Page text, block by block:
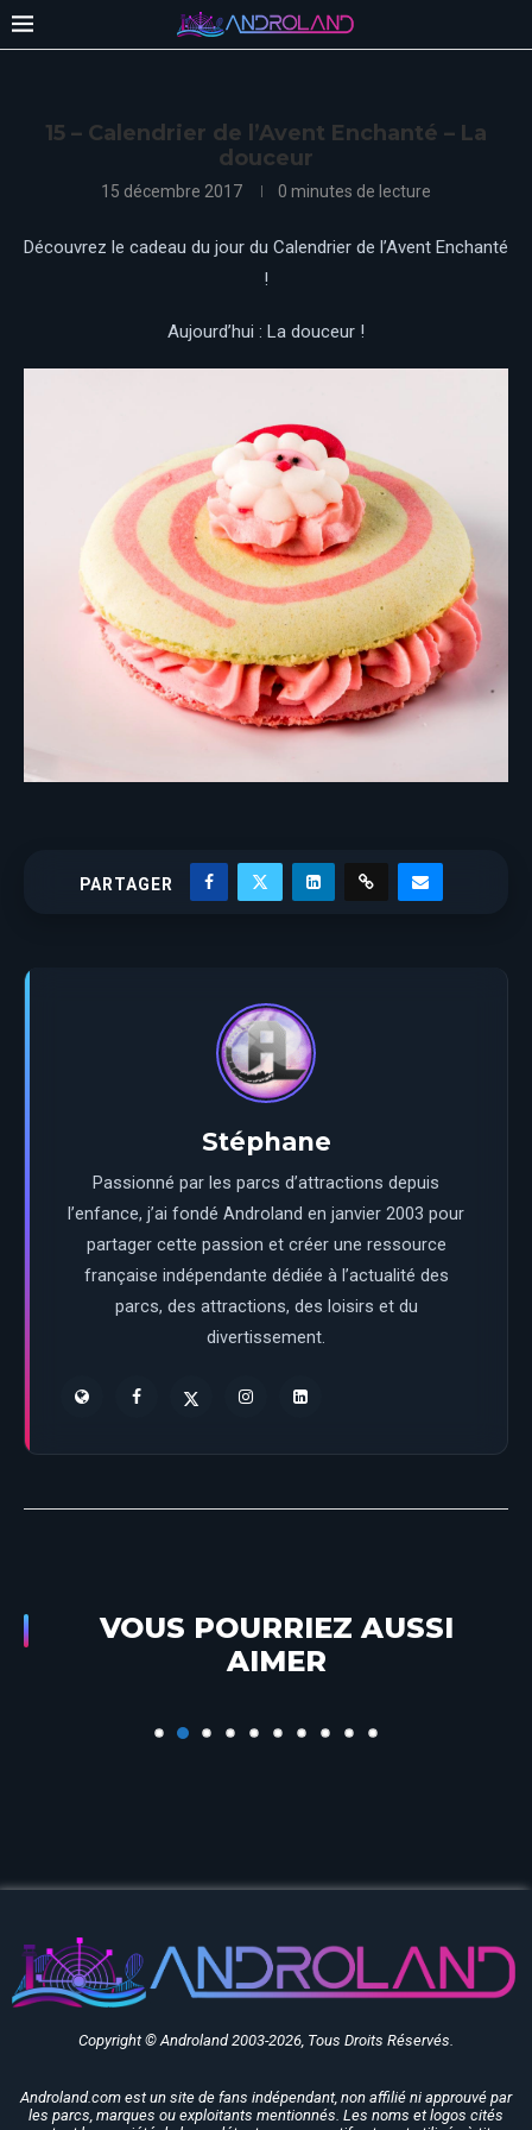
15 – Calendrier de l’Avent Enchanté – La
douceur
15 décembre 2017 0 minutes de lecture
Découvrez le cadeau du jour du Calendrier de l’Avent Enchanté
!
Aujourd’hui : La douceur !
PARTAGER
Stéphane
Passionné par les parcs d’attractions depuis
l’enfance, j’ai fondé Androland en janvier 2003 pour
partager cette passion et créer une ressource
française indépendante dédiée à l’actualité des
parcs, des attractions, des loisirs et du
divertissement.
VOUS POURRIEZ AUSSI
AIMER
24 – Calendrier de l’Avent Enchanté – La
Copyright © Androland 2003-2026, Tous Droits Réservés.
Androland.com est un site de fans indépendant, non affilié ni approuvé par
les parcs, marques ou exploitants mentionnés. Les noms et logos cités